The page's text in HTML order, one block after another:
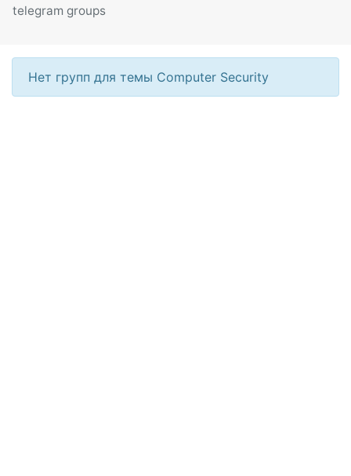
telegram groups
Нет групп для темы Computer Security